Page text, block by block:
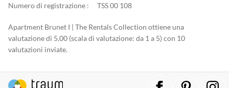
Numero di registrazione :
TSS 00 108
Apartment Brunet I | The Rentals Collection ottiene una
valutazione di 5.00 (scala di valutazione: da 1 a 5) con 10
valutazioni inviate.